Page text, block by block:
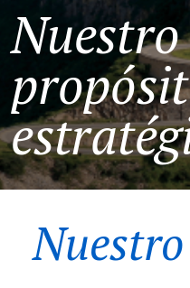
Nuestro